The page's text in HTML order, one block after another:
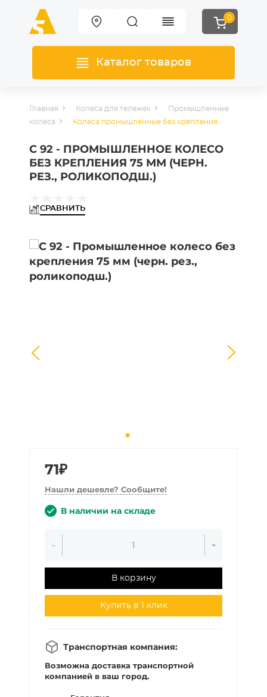
0
Каталог товаров
Главная Колеса для тележек
Промышленные
колеса
Колеса промышленные без крепления
C 92 - ПРОМЫШЛЕННОЕ КОЛЕСО
БЕЗ КРЕПЛЕНИЯ 75 ММ (ЧЕРН.
РЕЗ., РОЛИКОПОДШ.)
СРАВНИТЬ
71₽
Нашли дешевле? Сообщите!
В наличии на складе
- +
В корзину
Купить в 1 клик
Транспортная компания:
Возможна доставка транспортной
компанией в ваш город.